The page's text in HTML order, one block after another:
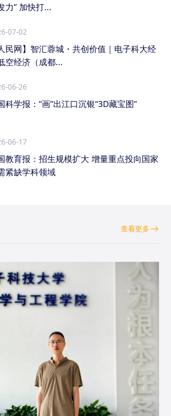
力” 加快打...
07-02
民网】智汇蓉城・共创价值｜电子科大经
空经济（成都...
06-26
科学报：“画”出江口沉银“3D藏宝图”
06-17
教育报：招生规模扩大 增量重点投向国家
紧缺学科领域
查看更多